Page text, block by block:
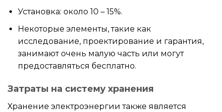
Установка: около 10 – 15%.
Некоторые элементы, такие как
исследование, проектирование и гарантия,
занимают очень малую часть или могут
предоставляться бесплатно.
Затраты на систему хранения
Хранение электроэнергии также является